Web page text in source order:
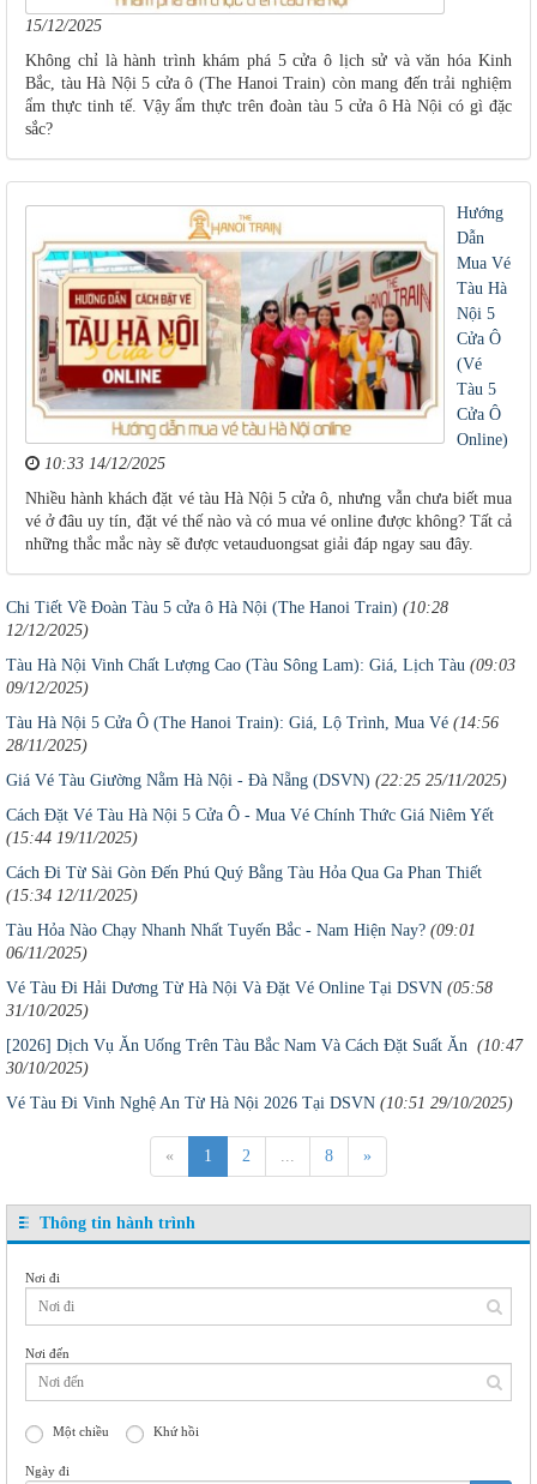
15/12/2025
Không chỉ là hành trình khám phá 5 cửa ô lịch sử và văn hóa Kinh
Bắc, tàu Hà Nội 5 cửa ô (The Hanoi Train) còn mang đến trải nghiệm
ẩm thực tinh tế. Vậy ẩm thực trên đoàn tàu 5 cửa ô Hà Nội có gì đặc
sắc?
Hướng
Dẫn
Mua Vé
Tàu Hà
Nội 5
Cửa Ô
(Vé
Tàu 5
Cửa Ô
Online)
10:33 14/12/2025
Nhiều hành khách đặt vé tàu Hà Nội 5 cửa ô, nhưng vẫn chưa biết mua
vé ở đâu uy tín, đặt vé thế nào và có mua vé online được không? Tất cả
những thắc mắc này sẽ được vetauduongsat giải đáp ngay sau đây.
Chi Tiết Về Đoàn Tàu 5 cửa ô Hà Nội (The Hanoi Train) (10:28
12/12/2025)
Tàu Hà Nội Vinh Chất Lượng Cao (Tàu Sông Lam): Giá, Lịch Tàu (09:03
09/12/2025)
Tàu Hà Nội 5 Cửa Ô (The Hanoi Train): Giá, Lộ Trình, Mua Vé (14:56
28/11/2025)
Giá Vé Tàu Giường Nằm Hà Nội - Đà Nẵng (DSVN) (22:25 25/11/2025)
Cách Đặt Vé Tàu Hà Nội 5 Cửa Ô - Mua Vé Chính Thức Giá Niêm Yết
(15:44 19/11/2025)
Cách Đi Từ Sài Gòn Đến Phú Quý Bằng Tàu Hỏa Qua Ga Phan Thiết
(15:34 12/11/2025)
Tàu Hỏa Nào Chạy Nhanh Nhất Tuyến Bắc - Nam Hiện Nay? (09:01
06/11/2025)
Vé Tàu Đi Hải Dương Từ Hà Nội Và Đặt Vé Online Tại DSVN (05:58
31/10/2025)
[2026] Dịch Vụ Ăn Uống Trên Tàu Bắc Nam Và Cách Đặt Suất Ăn (10:47
30/10/2025)
Vé Tàu Đi Vinh Nghệ An Từ Hà Nội 2026 Tại DSVN (10:51 29/10/2025)
« 1 2 ... 8 »
Thông tin hành trình
Nơi đi
Nơi đến
Một chiều Khứ hồi
Ngày đi